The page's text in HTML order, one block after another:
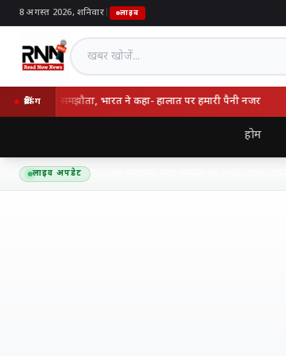
8 अगस्त 2026, शनिवार| लाइव
ब्रेकिंग
का रक्षा समझौता, भारत ने कहा- हालात पर हमारी पैनी नजर
होम
लाइव अपडेट
धाम के लिए शिव शक्ति कांवरिया सेवा समिति का जत्था रवाना, ग्रामीणों